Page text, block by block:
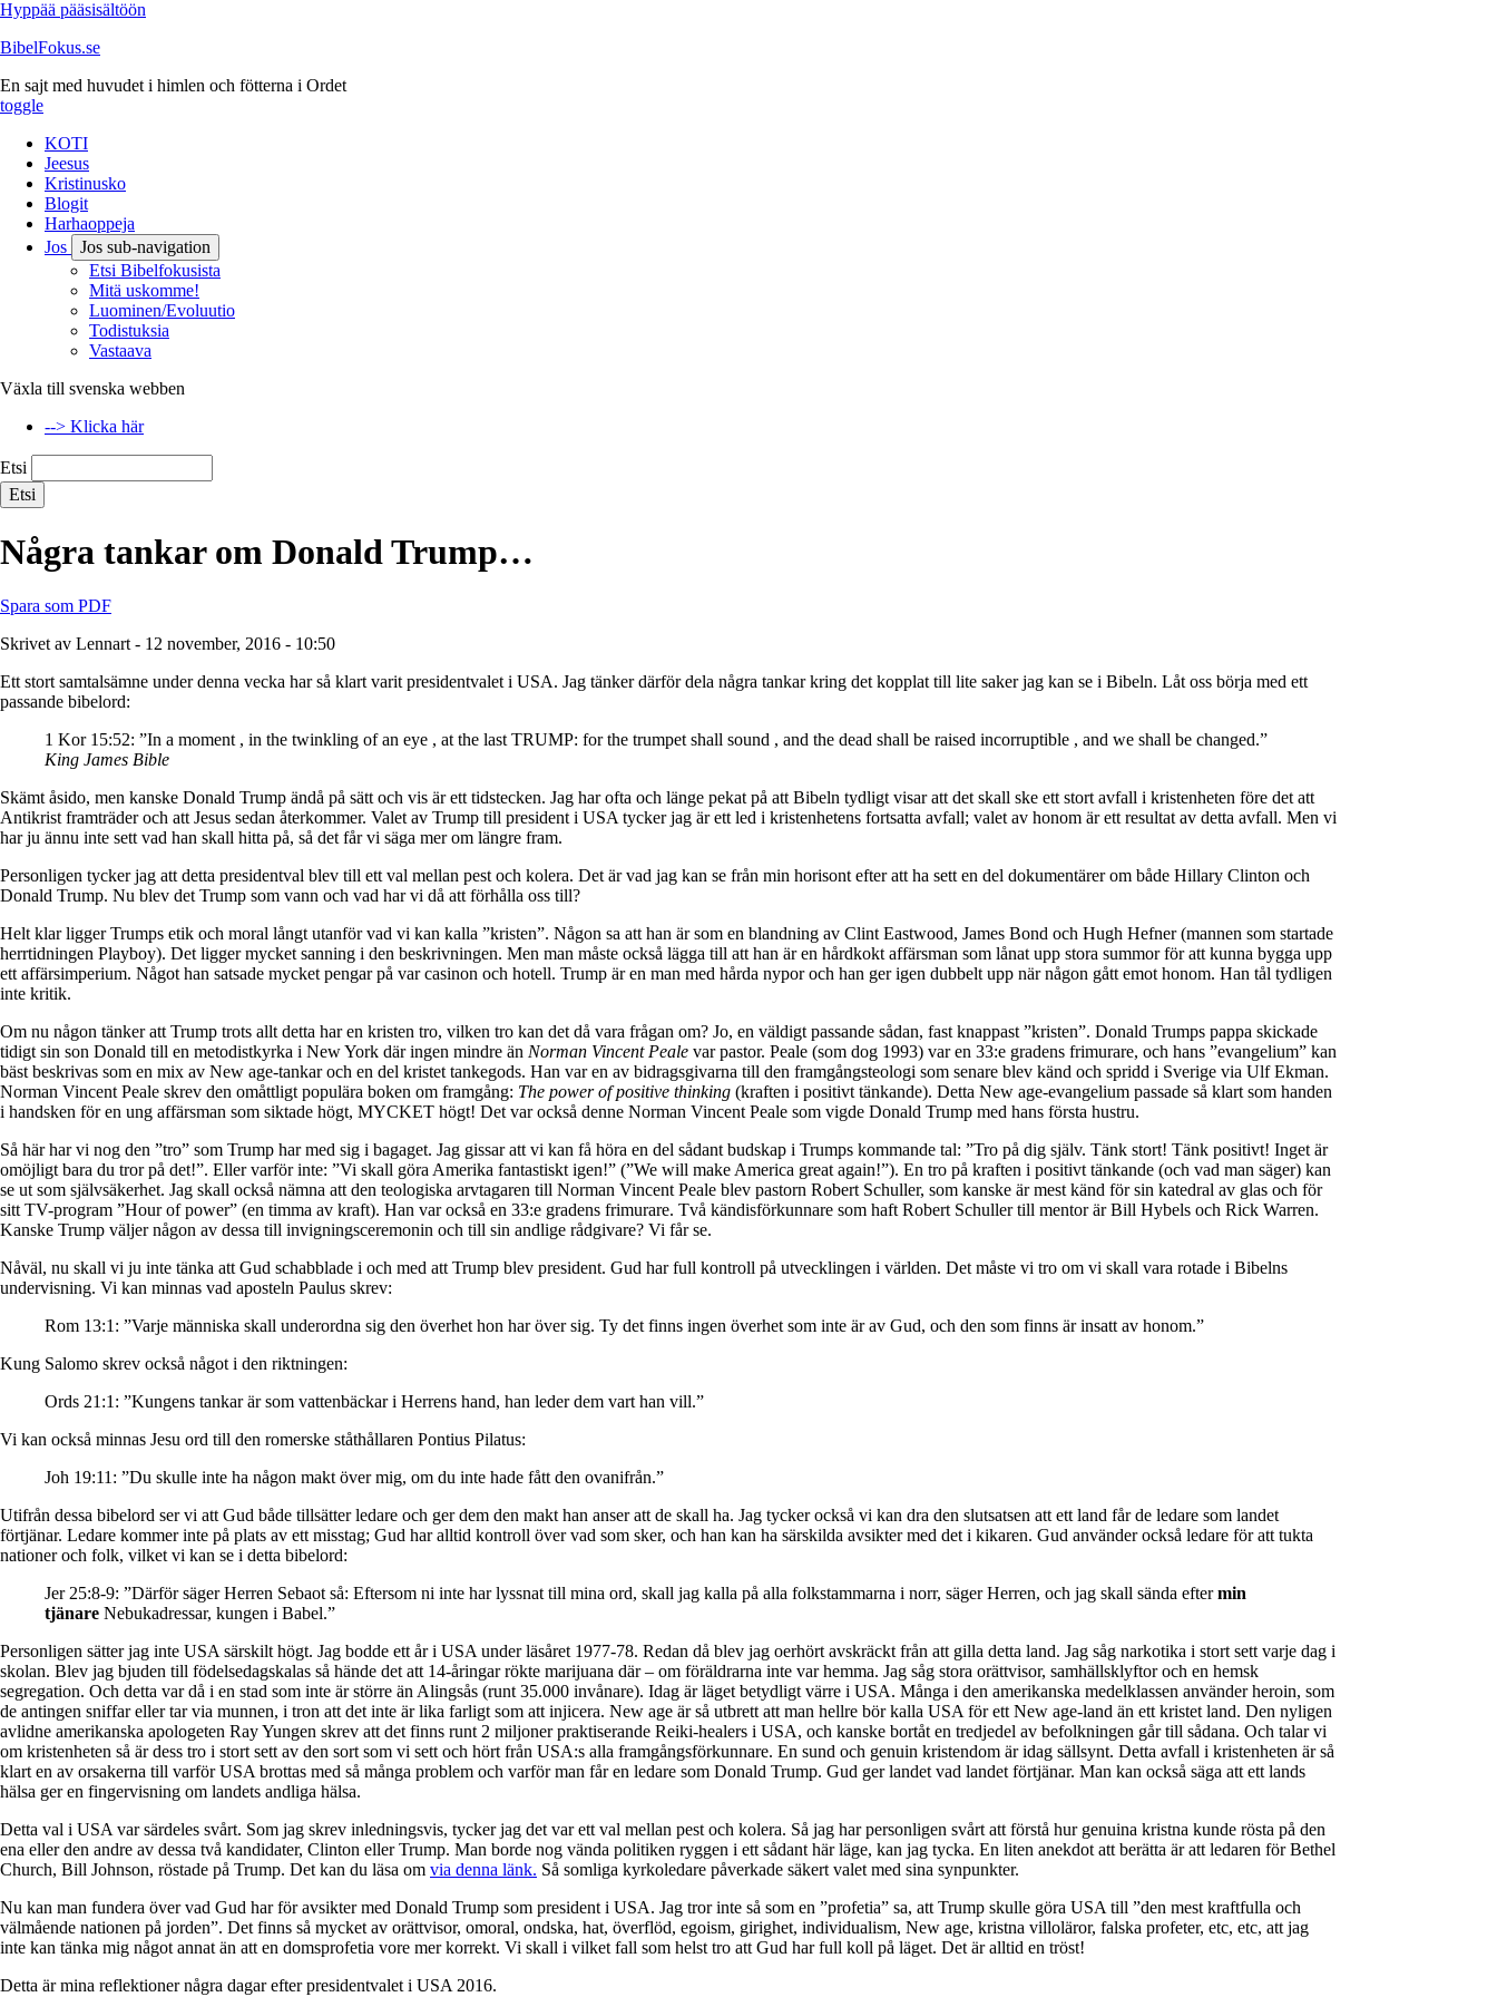
Hyppää pääsisältöön
BibelFokus.se
En sajt med huvudet i himlen och fötterna i Ordet
toggle
KOTI
Jeesus
Kristinusko
Blogit
Harhaoppeja
Jos
Jos sub-navigation
Etsi Bibelfokusista
Mitä uskomme!
Luominen/Evoluutio
Todistuksia
Vastaava
Växla till svenska webben
--> Klicka här
Etsi
Några tankar om Donald Trump…
Spara som PDF
Skrivet av Lennart - 12 november, 2016 - 10:50
Ett stort samtalsämne under denna vecka har så klart varit presidentvalet i USA. Jag tänker därför dela några tankar kring det kopplat till lite saker jag kan se i Bibeln. Låt oss börja med ett
passande bibelord:
1 Kor 15:52: ”In a moment , in the twinkling of an eye , at the last TRUMP: for the trumpet shall sound , and the dead shall be raised incorruptible , and we shall be changed.”
King James Bible
Skämt åsido, men kanske Donald Trump ändå på sätt och vis är ett tidstecken. Jag har ofta och länge pekat på att Bibeln tydligt visar att det skall ske ett stort avfall i kristenheten före det att
Antikrist framträder och att Jesus sedan återkommer. Valet av Trump till president i USA tycker jag är ett led i kristenhetens fortsatta avfall; valet av honom är ett resultat av detta avfall. Men vi
har ju ännu inte sett vad han skall hitta på, så det får vi säga mer om längre fram.
Personligen tycker jag att detta presidentval blev till ett val mellan pest och kolera. Det är vad jag kan se från min horisont efter att ha sett en del dokumentärer om både Hillary Clinton och
Donald Trump. Nu blev det Trump som vann och vad har vi då att förhålla oss till?
Helt klar ligger Trumps etik och moral långt utanför vad vi kan kalla ”kristen”. Någon sa att han är som en blandning av Clint Eastwood, James Bond och Hugh Hefner (mannen som startade
herrtidningen Playboy). Det ligger mycket sanning i den beskrivningen. Men man måste också lägga till att han är en hårdkokt affärsman som lånat upp stora summor för att kunna bygga upp
ett affärsimperium. Något han satsade mycket pengar på var casinon och hotell. Trump är en man med hårda nypor och han ger igen dubbelt upp när någon gått emot honom. Han tål tydligen
inte kritik.
Om nu någon tänker att Trump trots allt detta har en kristen tro, vilken tro kan det då vara frågan om? Jo, en väldigt passande sådan, fast knappast ”kristen”. Donald Trumps pappa skickade
tidigt sin son Donald till en metodistkyrka i New York där ingen mindre än Norman Vincent Peale var pastor. Peale (som dog 1993) var en 33:e gradens frimurare, och hans ”evangelium” kan
bäst beskrivas som en mix av New age-tankar och en del kristet tankegods. Han var en av bidragsgivarna till den framgångsteologi som senare blev känd och spridd i Sverige via Ulf Ekman.
Norman Vincent Peale skrev den omåttligt populära boken om framgång: The power of positive thinking (kraften i positivt tänkande). Detta New age-evangelium passade så klart som handen
i handsken för en ung affärsman som siktade högt, MYCKET högt! Det var också denne Norman Vincent Peale som vigde Donald Trump med hans första hustru.
Så här har vi nog den ”tro” som Trump har med sig i bagaget. Jag gissar att vi kan få höra en del sådant budskap i Trumps kommande tal: ”Tro på dig själv. Tänk stort! Tänk positivt! Inget är
omöjligt bara du tror på det!”. Eller varför inte: ”Vi skall göra Amerika fantastiskt igen!” (”We will make America great again!”). En tro på kraften i positivt tänkande (och vad man säger) kan
se ut som självsäkerhet. Jag skall också nämna att den teologiska arvtagaren till Norman Vincent Peale blev pastorn Robert Schuller, som kanske är mest känd för sin katedral av glas och för
sitt TV-program ”Hour of power” (en timma av kraft). Han var också en 33:e gradens frimurare. Två kändisförkunnare som haft Robert Schuller till mentor är Bill Hybels och Rick Warren.
Kanske Trump väljer någon av dessa till invigningsceremonin och till sin andlige rådgivare? Vi får se.
Nåväl, nu skall vi ju inte tänka att Gud schabblade i och med att Trump blev president. Gud har full kontroll på utvecklingen i världen. Det måste vi tro om vi skall vara rotade i Bibelns
undervisning. Vi kan minnas vad aposteln Paulus skrev:
Rom 13:1: ”Varje människa skall underordna sig den överhet hon har över sig. Ty det finns ingen överhet som inte är av Gud, och den som finns är insatt av honom.”
Kung Salomo skrev också något i den riktningen:
Ords 21:1: ”Kungens tankar är som vattenbäckar i Herrens hand, han leder dem vart han vill.”
Vi kan också minnas Jesu ord till den romerske ståthållaren Pontius Pilatus:
Joh 19:11: ”Du skulle inte ha någon makt över mig, om du inte hade fått den ovanifrån.”
Utifrån dessa bibelord ser vi att Gud både tillsätter ledare och ger dem den makt han anser att de skall ha. Jag tycker också vi kan dra den slutsatsen att ett land får de ledare som landet
förtjänar. Ledare kommer inte på plats av ett misstag; Gud har alltid kontroll över vad som sker, och han kan ha särskilda avsikter med det i kikaren. Gud använder också ledare för att tukta
nationer och folk, vilket vi kan se i detta bibelord:
Jer 25:8-9: ”Därför säger Herren Sebaot så: Eftersom ni inte har lyssnat till mina ord, skall jag kalla på alla folkstammarna i norr, säger Herren, och jag skall sända eftermin
tjänare Nebukadressar, kungen i Babel.”
Personligen sätter jag inte USA särskilt högt. Jag bodde ett år i USA under läsåret 1977-78. Redan då blev jag oerhört avskräckt från att gilla detta land. Jag såg narkotika i stort sett varje dag i
skolan. Blev jag bjuden till födelsedagskalas så hände det att 14-åringar rökte marijuana där – om föräldrarna inte var hemma. Jag såg stora orättvisor, samhällsklyftor och en hemsk
segregation. Och detta var då i en stad som inte är större än Alingsås (runt 35.000 invånare). Idag är läget betydligt värre i USA. Många i den amerikanska medelklassen använder heroin, som
de antingen sniffar eller tar via munnen, i tron att det inte är lika farligt som att injicera. New age är så utbrett att man hellre bör kalla USA för ett New age-land än ett kristet land. Den nyligen
avlidne amerikanska apologeten Ray Yungen skrev att det finns runt 2 miljoner praktiserande Reiki-healers i USA, och kanske bortåt en tredjedel av befolkningen går till sådana. Och talar vi
om kristenheten så är dess tro i stort sett av den sort som vi sett och hört från USA:s alla framgångsförkunnare. En sund och genuin kristendom är idag sällsynt. Detta avfall i kristenheten är så
klart en av orsakerna till varför USA brottas med så många problem och varför man får en ledare som Donald Trump. Gud ger landet vad landet förtjänar. Man kan också säga att ett lands
hälsa ger en fingervisning om landets andliga hälsa.
Detta val i USA var särdeles svårt. Som jag skrev inledningsvis, tycker jag det var ett val mellan pest och kolera. Så jag har personligen svårt att förstå hur genuina kristna kunde rösta på den
ena eller den andre av dessa två kandidater, Clinton eller Trump. Man borde nog vända politiken ryggen i ett sådant här läge, kan jag tycka. En liten anekdot att berätta är att ledaren för Bethel
Church, Bill Johnson, röstade på Trump. Det kan du läsa om via denna länk. Så somliga kyrkoledare påverkade säkert valet med sina synpunkter.
Nu kan man fundera över vad Gud har för avsikter med Donald Trump som president i USA. Jag tror inte så som en ”profetia” sa, att Trump skulle göra USA till ”den mest kraftfulla och
välmående nationen på jorden”. Det finns så mycket av orättvisor, omoral, ondska, hat, överflöd, egoism, girighet, individualism, New age, kristna villoläror, falska profeter, etc, etc, att jag
inte kan tänka mig något annat än att en domsprofetia vore mer korrekt. Vi skall i vilket fall som helst tro att Gud har full koll på läget. Det är alltid en tröst!
Detta är mina reflektioner några dagar efter presidentvalet i USA 2016.